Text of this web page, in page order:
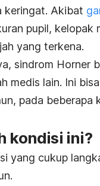
keringat. Akibat
pupil,
yang terkena.
sindrom Horner
medis lain. Ini
pada beberapa
kondisi ini?
yang cukup